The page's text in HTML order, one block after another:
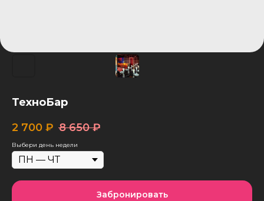
ТехноБар
2 700 ₽ 8 650 ₽
Выбери день недели
Забронировать